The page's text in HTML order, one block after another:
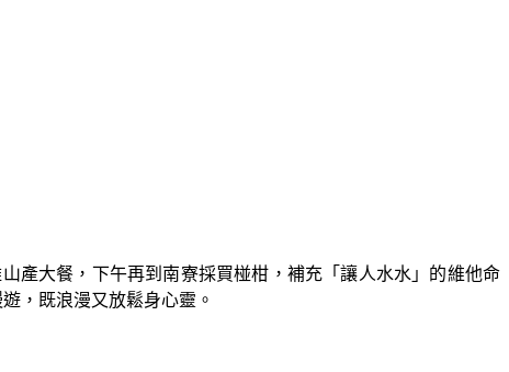
產大餐，下午再到南寮採買椪柑，補充「讓人水水」的維他命
，既浪漫又放鬆身心靈。